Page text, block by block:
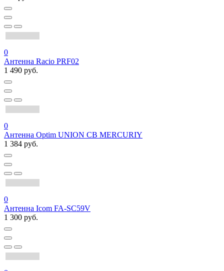
0
Антенна Racio PRF02
1 490 руб.
0
Антенна Optim UNION CB MERCURIY
1 384 руб.
0
Антенна Icom FA-SC59V
1 300 руб.